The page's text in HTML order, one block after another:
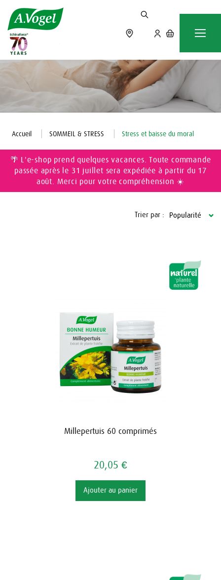
Accueil SOMMEIL & STRESS Stress et baisse du moral
🌴 L'e-shop prend quelques vacances. Toute commande
passée après le 31 juillet sera expédiée à partir du 17
août. Merci pour votre compréhension ☀️
Popularité
Trier par :
Millepertuis 60 comprimés
20,05 €
Ajouter au panier